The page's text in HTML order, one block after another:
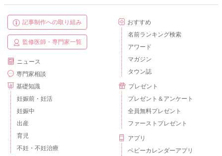
記事制作への取り組み
監修医師・専門家一覧
ニュース
専門家相談
基礎知識
妊娠前・妊活
妊娠中
出産
育児
不妊・不妊治療
おすすめ
名前ランキング検索
アワード
マガジン
タウン誌
プレゼント
プレゼント＆アンケート
全員無料プレゼント
ファーストプレゼント
アプリ
ベビーカレンダーアプリ